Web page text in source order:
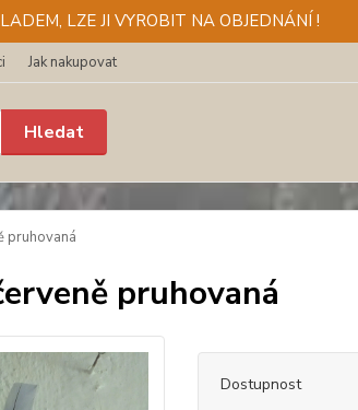
LZE JI VYROBIT NA OBJEDNÁNÍ !
Jak nakupovat
Hledat
pruhovaná
pruhovaná
Dostupnost